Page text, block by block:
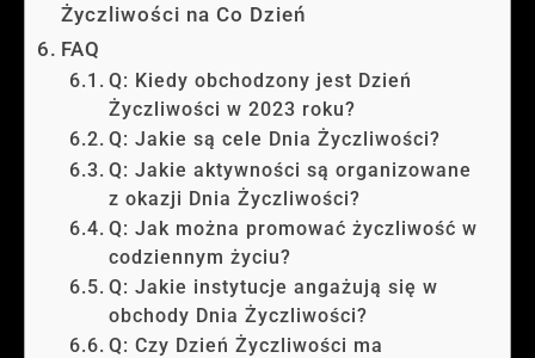
Życzliwości na Co Dzień
FAQ
Q: Kiedy obchodzony jest Dzień
Życzliwości w 2023 roku?
Q: Jakie są cele Dnia Życzliwości?
Q: Jakie aktywności są organizowane
z okazji Dnia Życzliwości?
Q: Jak można promować życzliwość w
codziennym życiu?
Q: Jakie instytucje angażują się w
obchody Dnia Życzliwości?
Q: Czy Dzień Życzliwości ma